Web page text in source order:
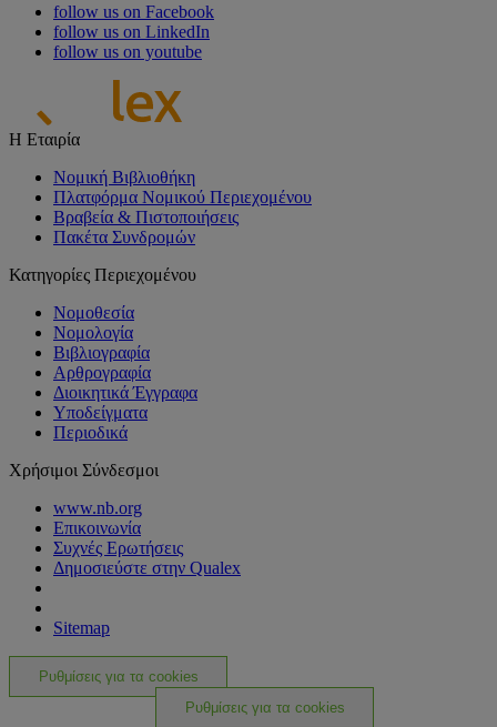
follow us on Facebook
follow us on LinkedIn
follow us on youtube
Η Εταιρία
Νομική Βιβλιοθήκη
Πλατφόρμα Νομικού Περιεχομένου
Βραβεία & Πιστοποιήσεις
Πακέτα Συνδρομών
Κατηγορίες Περιεχομένου
Νομοθεσία
Νομολογία
Βιβλιογραφία
Αρθρογραφία
Διοικητικά Έγγραφα
Υποδείγματα
Περιοδικά
Χρήσιμοι Σύνδεσμοι
www.nb.org
Επικοινωνία
Συχνές Ερωτήσεις
Δημοσιεύστε στην Qualex
Sitemap
Ρυθμίσεις για τα cookies
Ρυθμίσεις για τα cookies